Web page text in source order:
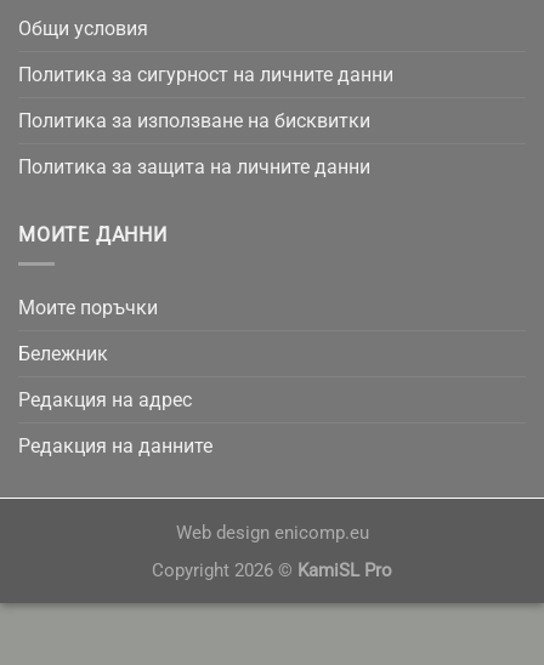
Общи условия
Политика за сигурност на личните данни
Политика за използване на бисквитки
Политика за защита на личните данни
МОИТЕ ДАННИ
Моите поръчки
Бележник
Редакция на адрес
Редакция на данните
Web design enicomp.eu
Copyright 2026 © KamiSL Pro